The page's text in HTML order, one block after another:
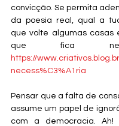
convicção. Se permita
da poesia real, qual a
que volte algumas casas
https://
necess%C3%A1ria
Pensar que a falta de
assume um papel de
com a democracia. Ah!